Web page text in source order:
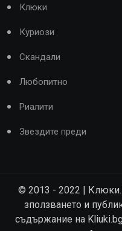
Клюки
Куриози
Скандали
Любопитно
Риалити
Звездите преди
© 2013 - 2022 |
зползването и
съдържание на